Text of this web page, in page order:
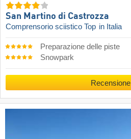
San Martino di Castrozza
Comprensorio sciistico Top in Italia
Preparazione delle piste
Snowpark
Recensione